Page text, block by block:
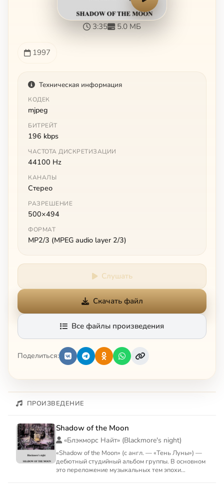
3:35 5.0 МБ
1997
Техническая информация
КОДЕК
mjpeg
БИТРЕЙТ
196 kbps
ЧАСТОТА ДИСКРЕТИЗАЦИИ
44100 Hz
КАНАЛЫ
Стерео
РАЗРЕШЕНИЕ
500×494
ФОРМАТ
MP2/3 (MPEG audio layer 2/3)
Слушать
Скачать файл
Все файлы произведения
Поделиться:
ПРОИЗВЕДЕНИЕ
Shadow of the Moon
«Блэкморс Найт» (Blackmore's night)
«Shadow of the Moon» (с англ. — «Тень Луны») —
дебютный студийный альбом группы. В основном
это переложение музыкальных тем эпохи